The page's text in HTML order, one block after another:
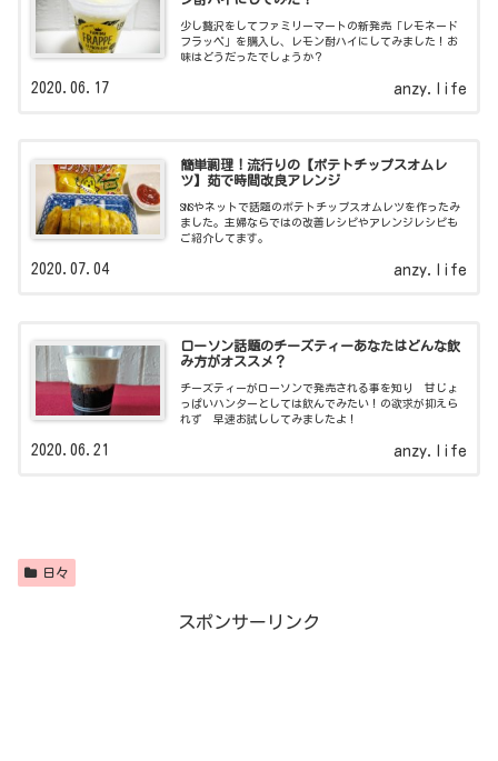
少し贅沢をしてファミリーマートの新発売「レモネード
フラッペ」を購入し、レモン酎ハイにしてみました！お
味はどうだったでしょうか？
anzy.life
2020.06.17
簡単調理！流行りの【ポテトチップスオムレ
ツ】茹で時間改良アレンジ
SNSやネットで話題のポテトチップスオムレツを作ったみ
ました。主婦ならではの改善レシピやアレンジレシピも
ご紹介してます。
anzy.life
2020.07.04
ローソン話題のチーズティーあなたはどんな飲
み方がオススメ？
チーズティーがローソンで発売される事を知り 甘じょ
っぱいハンターとしては飲んでみたい！の欲求が抑えら
れず 早速お試ししてみましたよ！
anzy.life
2020.06.21
日々
スポンサーリンク